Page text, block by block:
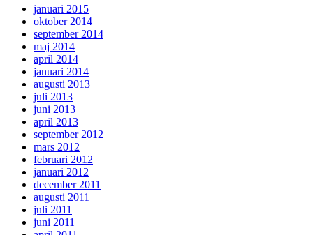
januari 2015
oktober 2014
september 2014
maj 2014
april 2014
januari 2014
augusti 2013
juli 2013
juni 2013
april 2013
september 2012
mars 2012
februari 2012
januari 2012
december 2011
augusti 2011
juli 2011
juni 2011